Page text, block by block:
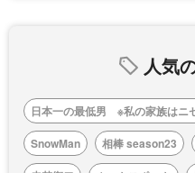
人気
日本一の最低男 ※私の家族はニ
SnowMan
相棒 season23